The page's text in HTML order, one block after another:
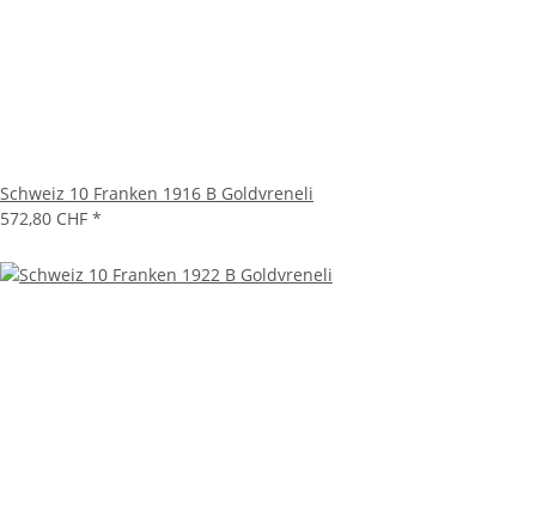
Schweiz 10 Franken 1916 B Goldvreneli
572,80 CHF *